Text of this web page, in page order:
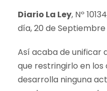
Diario La Ley, Nº
día, 20 de Septiembre
Así acaba de unificar
que restringirlo en los
desarrolla ninguna